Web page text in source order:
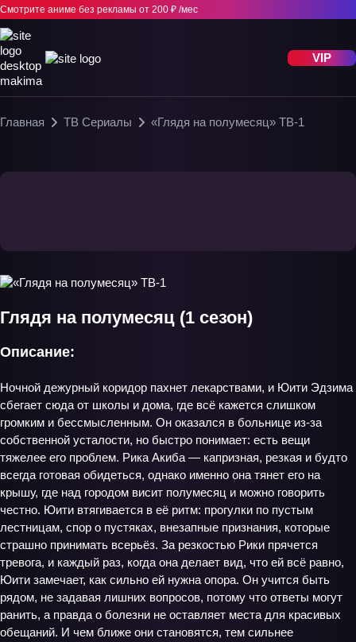
Смотрите аниме без рекламы от 200 ₽ /мес
VIP
Главная ТВ Сериалы «Глядя на полумесяц» ТВ-1
Глядя на полумесяц (1 сезон)
Описание:
Ночной дежурный коридор пахнет лекарствами, и Юити Эдзима
сбегает сюда от школы и дома, где всё кажется слишком
громким и бессмысленным. Он оказался в больнице из-за
собственной усталости, но быстро понимает: есть вещи
тяжелее его проблем. Рика Акиба — капризная, резкая и будто
всегда готовая обидеться, однако именно она тянет его на
крышу, где над городом висит полумесяц и можно говорить
честно. Юити втягивается в её ритм: прогулки по пустым
лестницам, спор о пустяках, внезапные признания, которые
страшно принимать всерьёз. За резкостью Рики прячется
тревога, и каждый раз, когда она делает вид, что ей всё равно,
Юити замечает, как сильно ей нужна опора. Он учится быть
рядом, не задавая лишних вопросов, потому что ответы могут
ранить, а правда о болезни не оставляет места для красивых
обещаний. И чем ближе они становятся, тем сильнее